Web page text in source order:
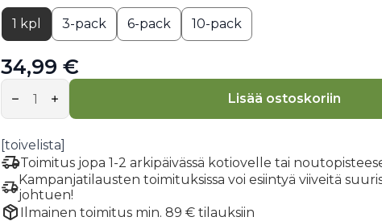
1 kpl 3-pack 6-pack 10-pack
34,99 €
Poron
Luuliemijauhe
kurkumiini
+
inkivääri
+
chili
määrä
Lisää ostoskoriin
[toivelista]
Toimitus jopa 1-2 arkipäivässä kotiovelle tai
Kampanjatilausten toimituksissa voi esiintyä viiveitä
johtuen!
Ilmainen toimitus min. 89 € tilauksiin